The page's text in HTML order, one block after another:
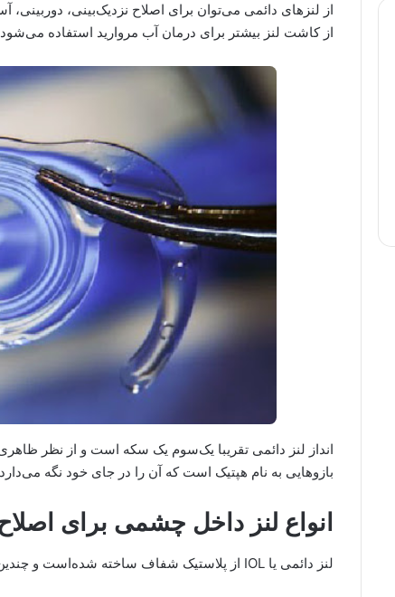
از لنزهای دائمی می‌توان برای اصلاح نزدیک‌بینی،
از کاشت لنز بیشتر برای درمان آب مروارید استفاده
انداز لنز دائمی تقریبا یک‌سوم یک سکه است و از نظر
بازوهایی به نام هپتیک است که آن را در جای خود نگه
انواع لنز داخل چشمی برای
لنز دائمی یا IOL از پلاستیک شفاف ساخته شده‌است و چندین نوع مختلف از آن وجود دارد: